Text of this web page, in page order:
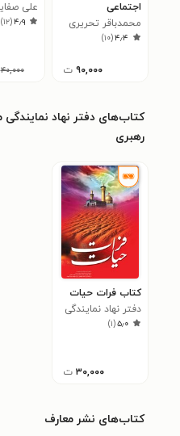
اجتماعی
محمدباقر تحریری
۴٫۴(۱۰)
۹۰,۰۰۰ ت
علی
۴٫۹(۱۲)
۴۰,۰۰۰
کتاب‌های دفتر نهاد
رهبری
کتاب فرات حیات
دفتر نهاد نمایندگی
مقام معظم رهبری
۵٫۰(۱)
۳۰,۰۰۰ ت
کتاب‌های نشر معارف